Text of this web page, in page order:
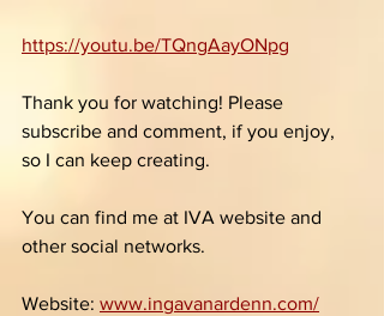
https://youtu.be/TQngAayONpg
Thank you for watching! Please
subscribe and comment, if you enjoy,
so I can keep creating.
You can find me at IVA website and
other social networks.
Website: www.ingavanardenn.com/